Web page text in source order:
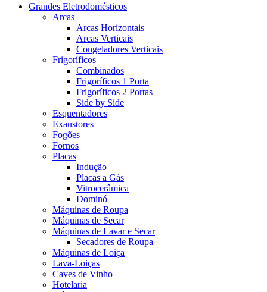
Grandes Eletrodomésticos
Arcas
Arcas Horizontais
Arcas Verticais
Congeladores Verticais
Frigoríficos
Combinados
Frigoríficos 1 Porta
Frigoríficos 2 Portas
Side by Side
Esquentadores
Exaustores
Fogões
Fornos
Placas
Indução
Placas a Gás
Vitrocerâmica
Dominó
Máquinas de Roupa
Máquinas de Secar
Máquinas de Lavar e Secar
Secadores de Roupa
Máquinas de Loiça
Lava-Loiças
Caves de Vinho
Hotelaria